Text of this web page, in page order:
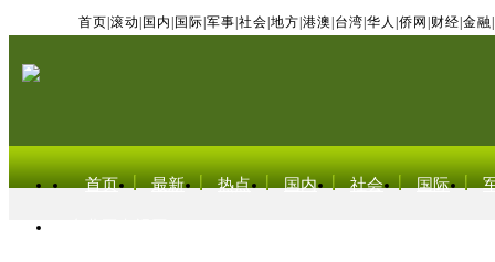
首页 滚动 国内 国际 军事 社会 地方 港澳 台湾 华人 侨网 财经 金融
首页 最新 热点 国内 社会 国际